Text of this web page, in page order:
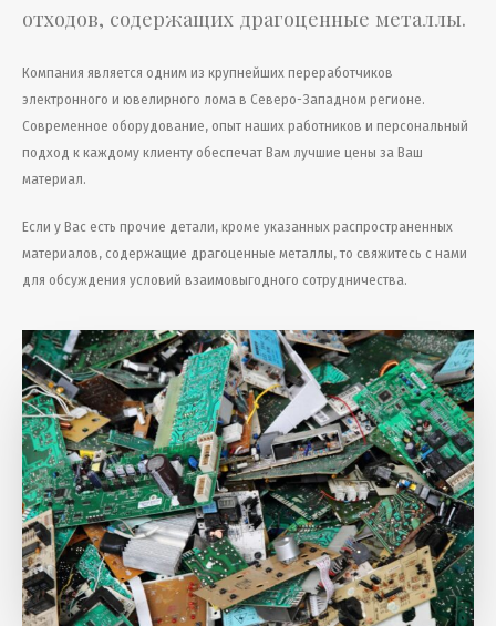
отходов, содержащих драгоценные металлы.
Компания является одним из крупнейших переработчиков
электронного и ювелирного лома в Северо-Западном регионе.
Современное оборудование, опыт наших работников и персональный
подход к каждому клиенту обеспечат Вам лучшие цены за Ваш
материал.
Если у Вас есть прочие детали, кроме указанных распространенных
материалов, содержащие драгоценные металлы, то свяжитесь с нами
для обсуждения условий взаимовыгодного сотрудничества.